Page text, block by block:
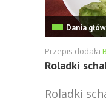
Dania
Przepis dodała
Roladki
Roladki